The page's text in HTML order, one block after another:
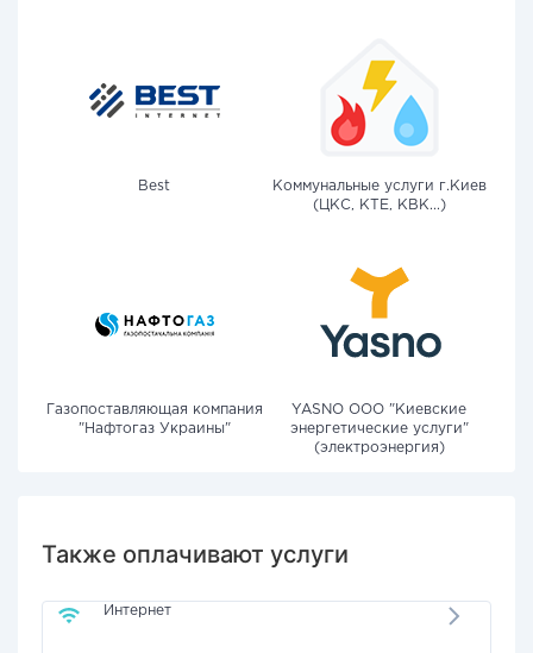
Best
Коммунальные услуги г.Киев
(ЦКС, КТЕ, КВК...)
Газопоставляющая компания
"Нафтогаз Украины"
YASNO OOO "Киевские
энергетические услуги"
(электроэнергия)
Также оплачивают услуги
Интернет